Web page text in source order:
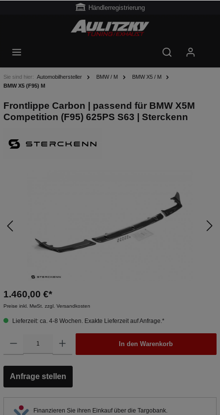
Händlerregistrierung
Sie sind hier: Automobilhersteller BMW / M
BMW X5 / M
BMW X5 (F95) M
Frontlippe Carbon | passend für BMW X5M
Competition (F95) 625PS S63 | Sterckenn
1.460,00 €*
Preise inkl. MwSt. zzgl. Versandkosten
Lieferzeit: ca. 4-8 Wochen. Exakte Lieferzeit auf Anfrage.*
In den Warenkorb
Anfrage stellen
Finanzieren Sie ihren Einkauf über die Targobank.